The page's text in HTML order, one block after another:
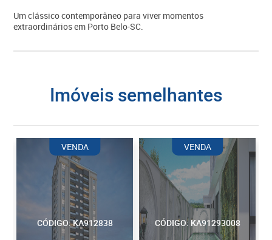
Um clássico contemporâneo para viver momentos
extraordinários em Porto Belo-SC.
imóveis semelhantes
CÓDIGO: KA912838
VENDA
CÓDIGO: KA91293008
VENDA